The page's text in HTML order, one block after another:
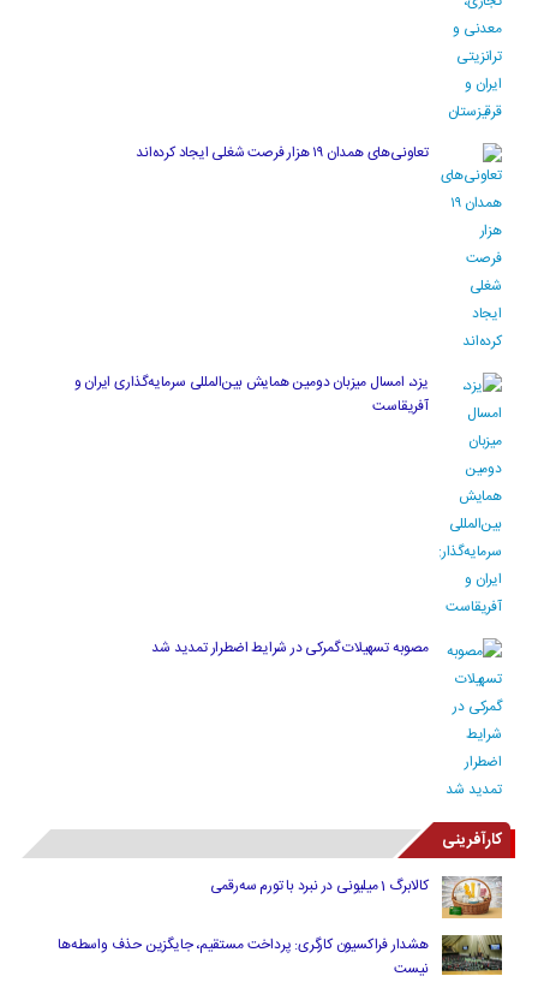
تعاونی‌های همدان ۱۹ هزار فرصت شغلی ایجاد کرده‌اند
یزد، امسال میزبان دومین همایش بین‌المللی سرمایه‌گذاری ایران و
آفریقاست
مصوبه تسهیلات گمرکی در شرایط اضطرار تمدید شد
کارآفرینی
کالابرگ 1 میلیونی در نبرد با تورم سه‌رقمی
هشدار فراکسیون کارگری: پرداخت مستقیم، جایگزین حذف واسطه‌ها
نیست